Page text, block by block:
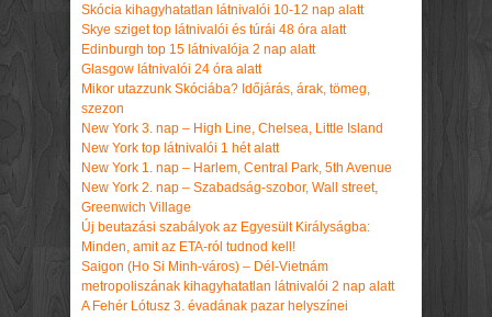
Skócia kihagyhatatlan látnivalói 10-12 nap alatt
Skye sziget top látnivalói és túrái 48 óra alatt
Edinburgh top 15 látnivalója 2 nap alatt
Glasgow látnivalói 24 óra alatt
Mikor utazzunk Skóciába? Időjárás, árak, tömeg,
szezon
New York 3. nap – High Line, Chelsea, Little Island
New York top látnivalói 1 hét alatt
New York 1. nap – Harlem, Central Park, 5th Avenue
New York 2. nap – Szabadság-szobor, Wall street,
Greenwich Village
Új beutazási szabályok az Egyesült Királyságba:
Minden, amit az ETA-ról tudnod kell!
Saigon (Ho Si Minh-város) – Dél-Vietnám
metropoliszának kihagyhatatlan látnivalói 2 nap alatt
A Fehér Lótusz 3. évadának pazar helyszínei